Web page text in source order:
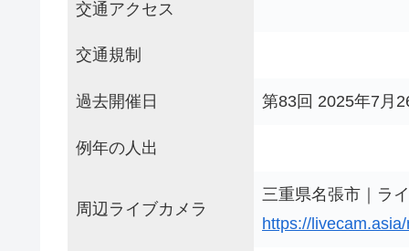
交通アクセス
交通規制
過去開催日 第83回 2025年7月
例年の人出
周辺ライブカメラ
三重県名張市｜ラ
https://